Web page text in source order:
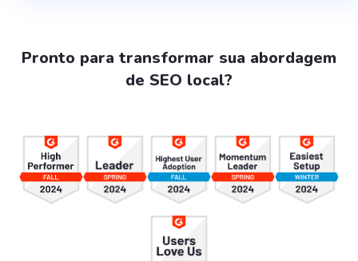
Pronto para transformar sua abordagem
de SEO local?